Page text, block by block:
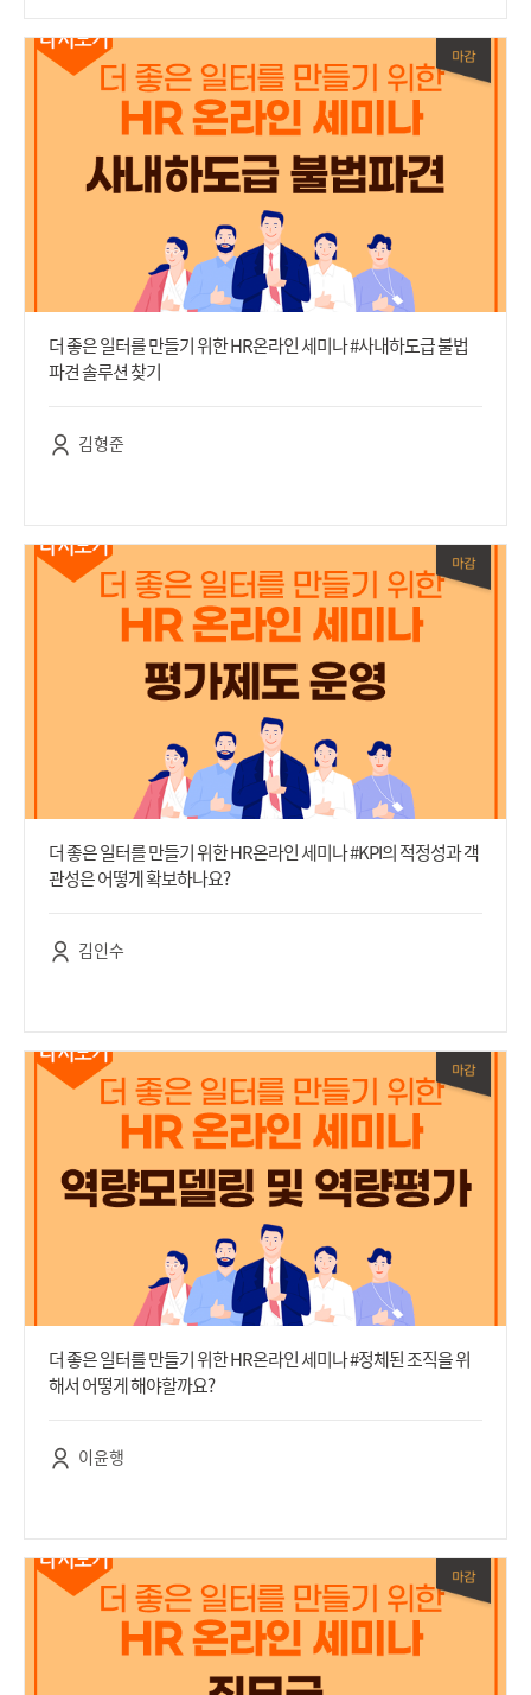
더 좋은 일터를 만들기 위한 HR온라인 세미나 #사내하도급 불법
파견 솔루션 찾기
김형준
더 좋은 일터를 만들기 위한 HR온라인 세미나 #KPI의 적정성과 객
관성은 어떻게 확보하나요?
김인수
더 좋은 일터를 만들기 위한 HR온라인 세미나 #정체된 조직을 위
해서 어떻게 해야할까요?
이윤행